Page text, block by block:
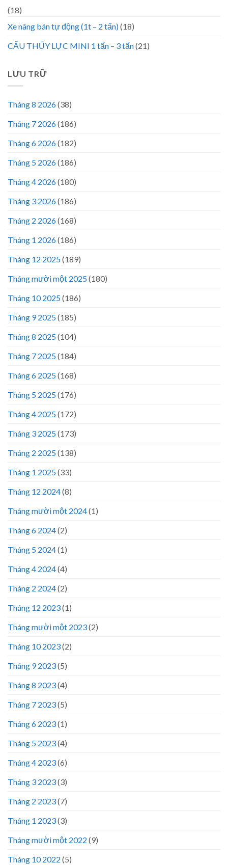
(18)
Xe nâng bán tự động (1t – 2 tấn)(18)
CẨU THỦY LỰC MINI 1 tấn – 3 tấn(21)
LƯU TRỮ
Tháng 8 2026(38)
Tháng 7 2026(186)
Tháng 6 2026(182)
Tháng 5 2026(186)
Tháng 4 2026(180)
Tháng 3 2026(186)
Tháng 2 2026(168)
Tháng 1 2026(186)
Tháng 12 2025(189)
Tháng mười một 2025(180)
Tháng 10 2025(186)
Tháng 9 2025(185)
Tháng 8 2025(104)
Tháng 7 2025(184)
Tháng 6 2025(168)
Tháng 5 2025(176)
Tháng 4 2025(172)
Tháng 3 2025(173)
Tháng 2 2025(138)
Tháng 1 2025(33)
Tháng 12 2024(8)
Tháng mười một 2024(1)
Tháng 6 2024(2)
Tháng 5 2024(1)
Tháng 4 2024(4)
Tháng 2 2024(2)
Tháng 12 2023(1)
Tháng mười một 2023(2)
Tháng 10 2023(2)
Tháng 9 2023(5)
Tháng 8 2023(4)
Tháng 7 2023(5)
Tháng 6 2023(1)
Tháng 5 2023(4)
Tháng 4 2023(6)
Tháng 3 2023(3)
Tháng 2 2023(7)
Tháng 1 2023(3)
Tháng mười một 2022 (9)
Tháng 10 2022 (5)